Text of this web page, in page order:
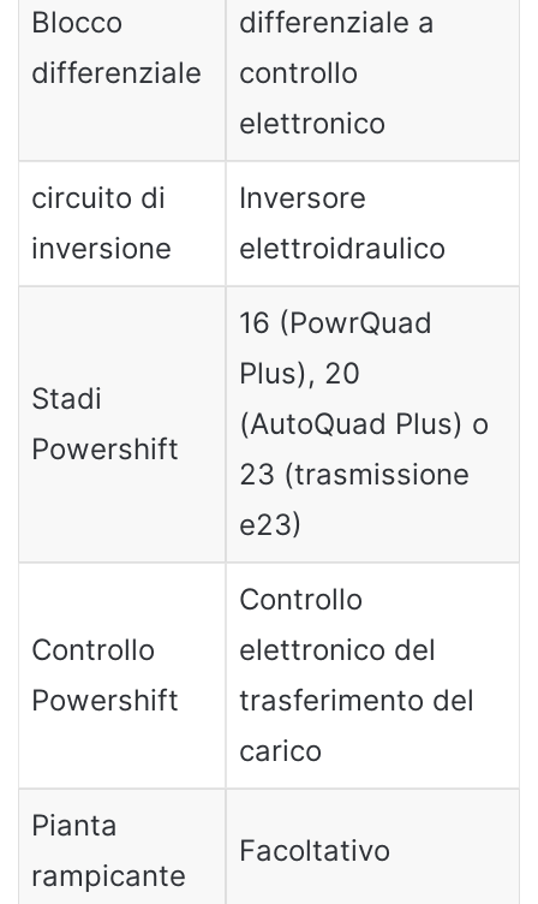
Blocco
differenziale
differenziale a
controllo
elettronico
circuito di
inversione
Inversore
elettroidraulico
Stadi
Powershift
16 (PowrQuad
Plus), 20
(AutoQuad Plus) o
23 (trasmissione
e23)
Controllo
Powershift
Controllo
elettronico del
trasferimento del
carico
Pianta
rampicante
Facoltativo